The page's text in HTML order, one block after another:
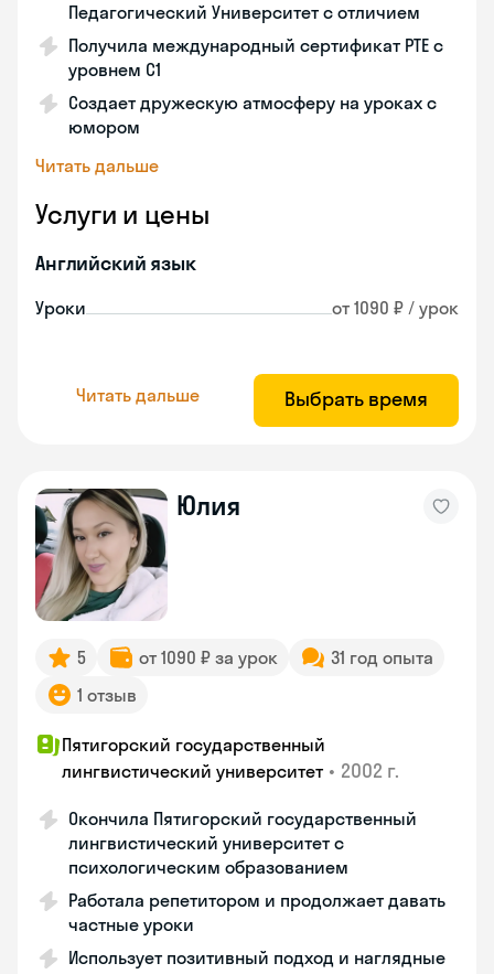
Педагогический Университет с отличием
Получила международный сертификат PTE с
уровнем C1
Создает дружескую атмосферу на уроках с
юмором
Читать дальше
Услуги и цены
Английский язык
Уроки от 1090 ₽ / урок
Читать дальше Выбрать время
Юлия
5 от 1090 ₽ за урок
31 год опыта
1 отзыв
Пятигорский государственный
лингвистический университет • 2002 г.
Окончила Пятигорский государственный
лингвистический университет с
психологическим образованием
Работала репетитором и продолжает давать
частные уроки
Использует позитивный подход и наглядные